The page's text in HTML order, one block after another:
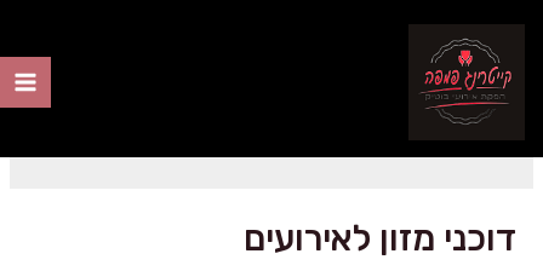
דוכני מזון לאירועים